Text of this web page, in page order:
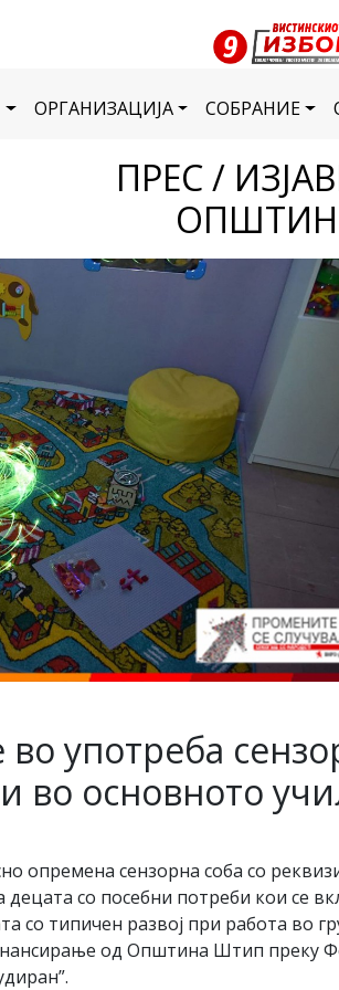
ОРГАНИЗАЦИЈА СОБРАНИЕ
ПРЕС /
употреба
во основното
опремена сензорна соба со
со посебни потреби кои се
со типичен развој при работа во
од Општина Штип преку